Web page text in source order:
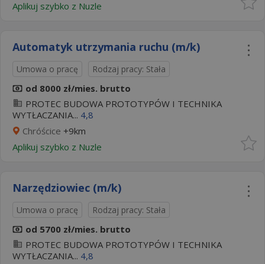
Aplikuj szybko z Nuzle
Automatyk utrzymania ruchu (m/k)
Umowa o pracę Rodzaj pracy: Stała
od 8000 zł/mies. brutto
PROTEC BUDOWA PROTOTYPÓW I TECHNIKA
WYTŁACZANIA... 4,8
Chróścice +9km
Aplikuj szybko z Nuzle
Narzędziowiec (m/k)
Umowa o pracę Rodzaj pracy: Stała
od 5700 zł/mies. brutto
PROTEC BUDOWA PROTOTYPÓW I TECHNIKA
WYTŁACZANIA... 4,8